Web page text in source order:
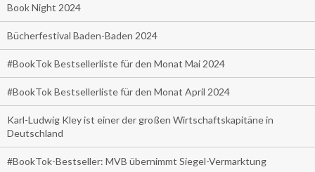
Book Night 2024
Bücherfestival Baden-Baden 2024
#BookTok Bestsellerliste für den Monat Mai 2024
#BookTok Bestsellerliste für den Monat April 2024
Karl-Ludwig Kley ist einer der großen Wirtschaftskapitäne in
Deutschland
#BookTok-Bestseller: MVB übernimmt Siegel-Vermarktung